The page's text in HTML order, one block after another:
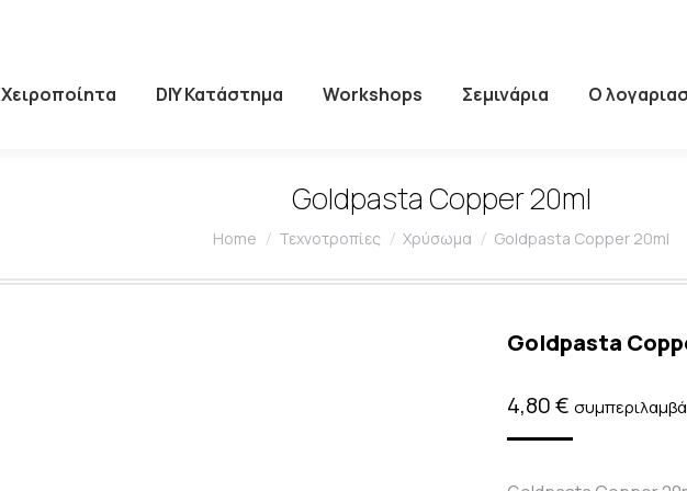
Χειροποίητα DIY Κατάστημα Workshops Σεμινάρια Ο
Goldpasta Copper 20ml
You are here:
Home Τεχνοτροπίες Χρύσωμα Goldpasta Copper 20ml
Goldpasta
4,80€